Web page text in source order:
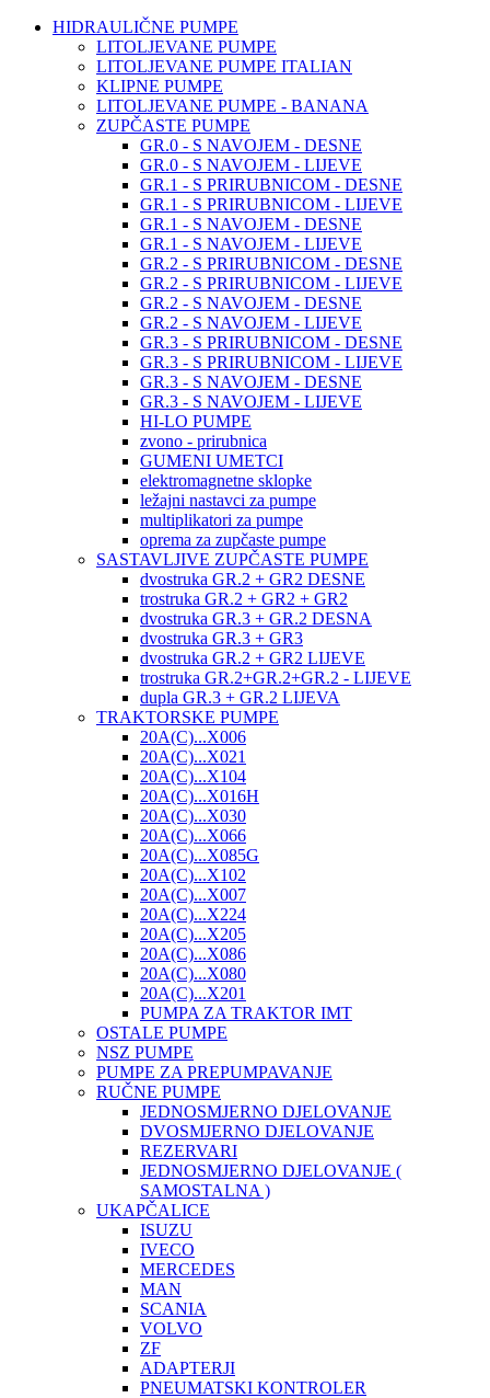
HIDRAULIČNE PUMPE
LITOLJEVANE PUMPE
LITOLJEVANE PUMPE ITALIAN
KLIPNE PUMPE
LITOLJEVANE PUMPE - BANANA
ZUPČASTE PUMPE
GR.0 - S NAVOJEM - DESNE
GR.0 - S NAVOJEM - LIJEVE
GR.1 - S PRIRUBNICOM - DESNE
GR.1 - S PRIRUBNICOM - LIJEVE
GR.1 - S NAVOJEM - DESNE
GR.1 - S NAVOJEM - LIJEVE
GR.2 - S PRIRUBNICOM - DESNE
GR.2 - S PRIRUBNICOM - LIJEVE
GR.2 - S NAVOJEM - DESNE
GR.2 - S NAVOJEM - LIJEVE
GR.3 - S PRIRUBNICOM - DESNE
GR.3 - S PRIRUBNICOM - LIJEVE
GR.3 - S NAVOJEM - DESNE
GR.3 - S NAVOJEM - LIJEVE
HI-LO PUMPE
zvono - prirubnica
GUMENI UMETCI
elektromagnetne sklopke
ležajni nastavci za pumpe
multiplikatori za pumpe
oprema za zupčaste pumpe
SASTAVLJIVE ZUPČASTE PUMPE
dvostruka GR.2 + GR2 DESNE
trostruka GR.2 + GR2 + GR2
dvostruka GR.3 + GR.2 DESNA
dvostruka GR.3 + GR3
dvostruka GR.2 + GR2 LIJEVE
trostruka GR.2+GR.2+GR.2 - LIJEVE
dupla GR.3 + GR.2 LIJEVA
TRAKTORSKE PUMPE
20A(C)...X006
20A(C)...X021
20A(C)...X104
20A(C)...X016H
20A(C)...X030
20A(C)...X066
20A(C)...X085G
20A(C)...X102
20A(C)...X007
20A(C)...X224
20A(C)...X205
20A(C)...X086
20A(C)...X080
20A(C)...X201
PUMPA ZA TRAKTOR IMT
OSTALE PUMPE
NSZ PUMPE
PUMPE ZA PREPUMPAVANJE
RUČNE PUMPE
JEDNOSMJERNO DJELOVANJE
DVOSMJERNO DJELOVANJE
REZERVARI
JEDNOSMJERNO DJELOVANJE (
SAMOSTALNA )
UKAPČALICE
ISUZU
IVECO
MERCEDES
MAN
SCANIA
VOLVO
ZF
ADAPTERJI
PNEUMATSKI KONTROLER